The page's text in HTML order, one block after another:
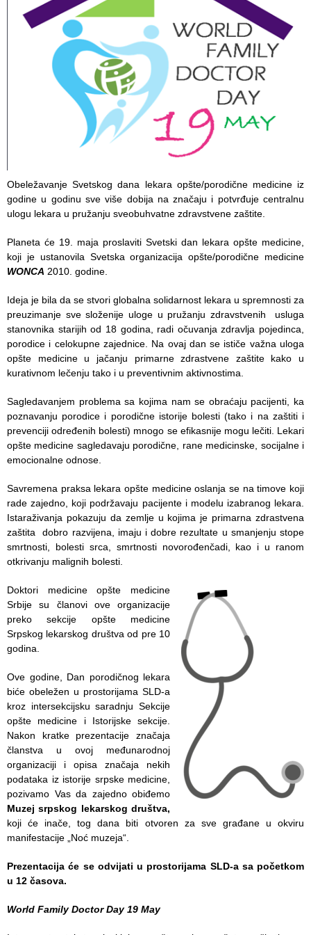
Obeležavanje Svetskog dana lekara opšte/porodične medicine iz
godine u godinu sve više dobija na značaju i potvrđuje centralnu
ulogu lekara u pružanju sveobuhvatne zdravstvene zaštite.
Planeta će 19. maja proslaviti Svetski dan lekara opšte medicine,
koji je ustanovila Svetska organizacija opšte/porodične medicine
WONCA 2010. godine.
Ideja je bila da se stvori globalna solidarnost lekara u spremnosti za
preuzimanje sve složenije uloge u pružanju zdravstvenih usluga
stanovnika starijih od 18 godina, radi očuvanja zdravlja pojedinca,
porodice i celokupne zajednice. Na ovaj dan se ističe važna uloga
opšte medicine u jačanju primarne zdrastvene zaštite kako u
kurativnom lečenju tako i u preventivnim aktivnostima.
Sagledavanjem problema sa kojima nam se obraćaju pacijenti, ka
poznavanju porodice i porodične istorije bolesti (tako i na zaštiti i
prevenciji određenih bolesti) mnogo se efikasnije mogu lečiti. Lekari
opšte medicine sagledavaju porodične, rane medicinske, socijalne i
emocionalne odnose.
Savremena praksa lekara opšte medicine oslanja se na timove koji
rade zajedno, koji podržavaju pacijente i modelu izabranog lekara.
Istaraživanja pokazuju da zemlje u kojima je primarna zdrastvena
zaštita dobro razvijena, imaju i dobre rezultate u smanjenju stope
smrtnosti, bolesti srca, smrtnosti novorođenčadi, kao i u ranom
otkrivanju malignih bolesti.
Doktori medicine opšte medicine
Srbije su članovi ove organizacije
preko sekcije opšte medicine
Srpskog lekarskog društva od pre 10
godina.
Ove godine, Dan porodičnog lekara
biće obeležen u prostorijama SLD-a
kroz intersekcijsku saradnju Sekcije
opšte medicine i Istorijske sekcije.
Nakon kratke prezentacije značaja
članstva u ovoj međunarodnoj
organizaciji i opisa značaja nekih
podataka iz istorije srpske medicine,
pozivamo Vas da zajedno obiđemo
Muzej srpskog lekarskog društva,
koji će inače, tog dana biti otvoren za sve građane u okviru
manifestacije „Noć muzeja“.
Prezentacija će se odvijati u prostorijama SLD-a sa početkom
u 12 časova.
World Family Doctor Day 19 May
Služba
stomatološke
zdravstvene
zaštite
Služba za
specijalističko
konsultativnu
i očuvanje
zdravlja
medicinsku
dijagnostiku
Služba
socijalne
medicine sa
informatikom
pravne,
ekonomsko-
finansijske,
tehničke i
druge slične
Informator
Finansije
/ javne
nabavke
Kvalitet
zdravstvene
zaštite
Dokumenta
ДОКУМЕНТА
ЗА
ЗАПОСЛЕНЕ
OGLASI I
KONKURSI
ZA
PACIJENTE
RASPORED
RADA
ZAKAZIVANJE